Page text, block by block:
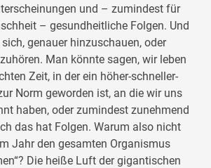
und – zumindest für
– gesundheitliche Folgen. Und
genauer hinzuschauen, oder
Man könnte sagen, wir leben
Zeit, in der ein höher-schneller-
Norm geworden ist, an die wir uns
haben, oder zumindest zunehmend
das hat Folgen. Warum also nicht
Jahr den gesamten Organismus
Die heiße Luft der gigantischen